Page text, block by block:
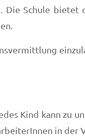
Die Schule
Kind kann zu
in der